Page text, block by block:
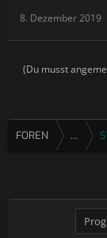
8. Dezember 2019
(Du musst
FOREN ...